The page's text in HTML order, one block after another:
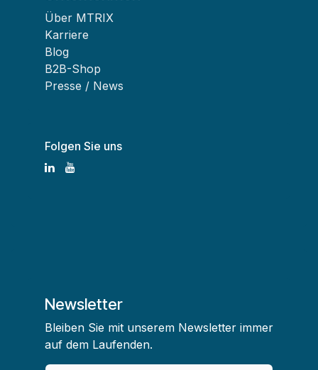
Über MTRIX
Karriere
Blog
B2B-Shop
Presse / News
Folgen Sie uns
Newsletter
Bleiben Sie mit unserem Newsletter immer
auf dem Laufenden.